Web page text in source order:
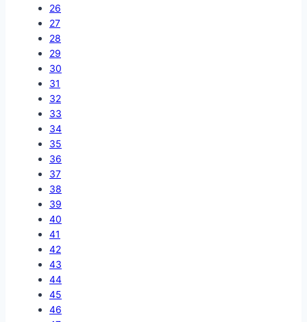
26
27
28
29
30
31
32
33
34
35
36
37
38
39
40
41
42
43
44
45
46